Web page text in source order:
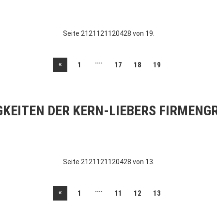
Seite 2121121120428 von 19.
« 1 .... 17 18 19
DER KERN-LIEBERS
Seite 2121121120428 von 13.
« 1 .... 11 12 13